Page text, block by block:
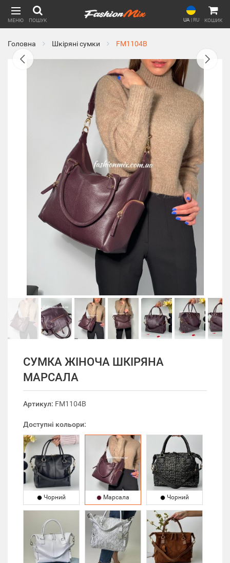
МЕНЮ ПОШУК UA | RU КОШИК
Головна Шкіряні сумки FM1104B
СУМКА ЖІНОЧА ШКІРЯНА
МАРСАЛА
Артикул: FM1104B
Доступні кольори:
Чорний Марсала Чорний